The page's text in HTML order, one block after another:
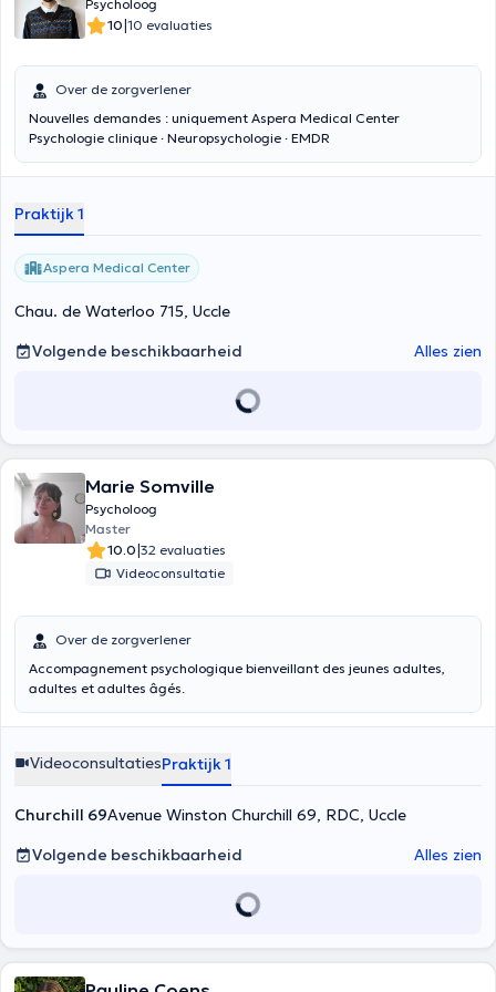
Psycholoog
10|10 evaluaties
Over de zorgverlener
Nouvelles demandes : uniquement Aspera Medical Center
Psychologie clinique · Neuropsychologie · EMDR
Praktijk 1
Aspera Medical Center
Chau. de Waterloo 715, Uccle
Volgende beschikbaarheid
Alles zien
Marie Somville
Psycholoog
Master
10.0|32 evaluaties
Videoconsultatie
Over de zorgverlener
Accompagnement psychologique bienveillant des jeunes adultes,
adultes et adultes âgés.
VideoconsultatiesPraktijk 1
Churchill 69Avenue Winston Churchill 69, RDC, Uccle
Volgende beschikbaarheid
Alles zien